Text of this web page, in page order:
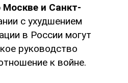
и Санкт-
с ухудшением
в России могут
руководство
к войне.